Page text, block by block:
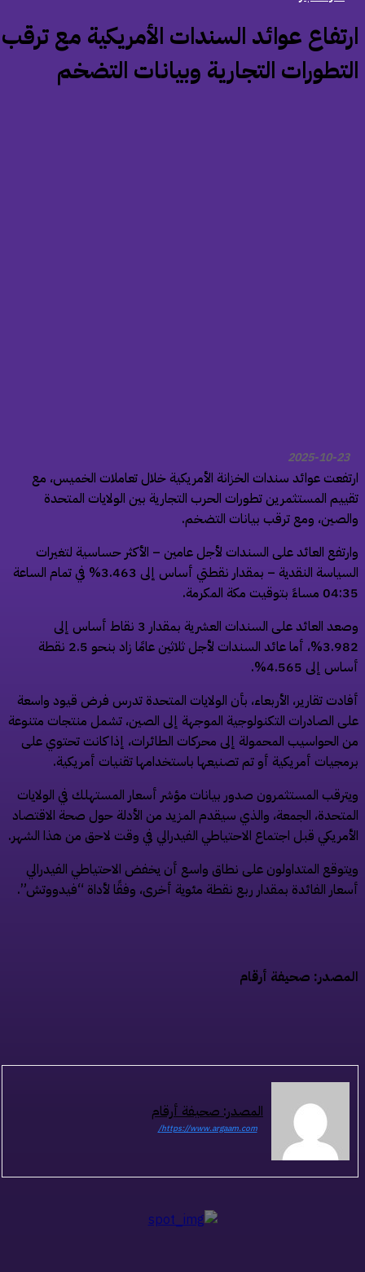
عوائد السندات الأمريكية مع ترقب
التجارية وبيانات التضخم
2025-10-23
عوائد سندات الخزانة الأمريكية خلال تعاملات الخميس، مع
المستثمرين تطورات الحرب التجارية بين الولايات المتحدة
ومع ترقب بيانات التضخم.
العائد على السندات لأجل عامين – الأكثر حساسية لتغيرات
السياسة النقدية – بمقدار نقطتي أساس إلى 3.463% في تمام الساعة
بتوقيت مكة المكرمة.
وصعد العائد على السندات العشرية بمقدار 3 نقاط أساس إلى
3.982%، أما عائد السندات لأجل ثلاثين عامًا زاد بنحو 2.5 نقطة
إلى 4.565%.
تقارير، الأربعاء، بأن الولايات المتحدة تدرس فرض قيود واسعة
الصادرات التكنولوجية الموجهة إلى الصين، تشمل منتجات متنوعة
الحواسيب المحمولة إلى محركات الطائرات، إذا كانت تحتوي على
أمريكية أو تم تصنيعها باستخدامها تقنيات أمريكية.
المستثمرون صدور بيانات مؤشر أسعار المستهلك في الولايات
الجمعة، والذي سيقدم المزيد من الأدلة حول صحة الاقتصاد
قبل اجتماع الاحتياطي الفيدرالي في وقت لاحق من هذا الشهر.
المتداولون على نطاق واسع أن يخفض الاحتياطي الفيدرالي
الفائدة بمقدار ربع نقطة مئوية أخرى، وفقًا لأداة “فيدووتش”.
صحيفة أرقام
المصدر: صحيفة أرقام
https://www.argaam.com/